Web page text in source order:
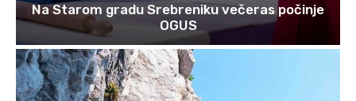
Na Starom gradu Srebreniku večeras počinje
OGUS